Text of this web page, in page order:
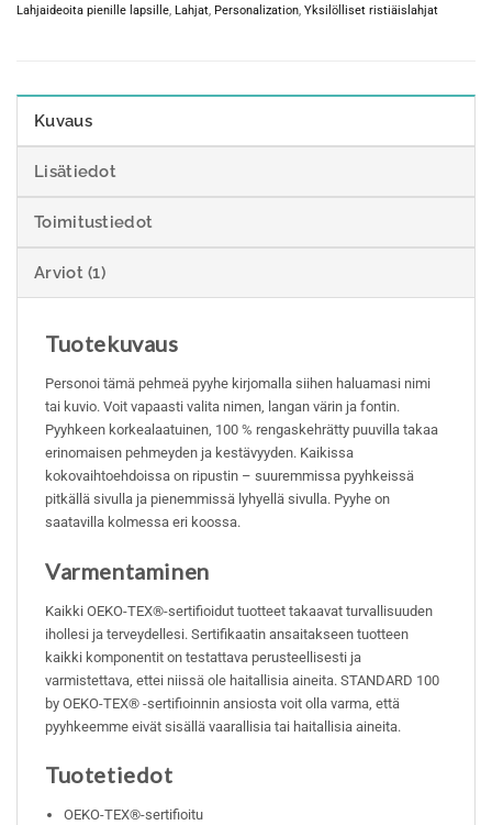
Lahjaideoita pienille lapsille, Lahjat, Personalization, Yksilölliset ristiäislahjat
Kuvaus
Lisätiedot
Toimitustiedot
Arviot (1)
Tuotekuvaus
Personoi tämä pehmeä pyyhe kirjomalla siihen haluamasi nimi
tai kuvio. Voit vapaasti valita nimen, langan värin ja fontin.
Pyyhkeen korkealaatuinen, 100 % rengaskehrätty puuvilla takaa
erinomaisen pehmeyden ja kestävyyden. Kaikissa
kokovaihtoehdoissa on ripustin – suuremmissa pyyhkeissä
pitkällä sivulla ja pienemmissä lyhyellä sivulla. Pyyhe on
saatavilla kolmessa eri koossa.
Varmentaminen
Kaikki OEKO-TEX®-sertifioidut tuotteet takaavat turvallisuuden
ihollesi ja terveydellesi. Sertifikaatin ansaitakseen tuotteen
kaikki komponentit on testattava perusteellisesti ja
varmistettava, ettei niissä ole haitallisia aineita. STANDARD 100
by OEKO-TEX® -sertifioinnin ansiosta voit olla varma, että
pyyhkeemme eivät sisällä vaarallisia tai haitallisia aineita.
Tuotetiedot
OEKO-TEX®-sertifioitu